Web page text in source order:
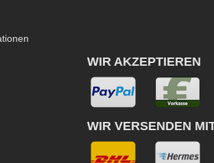
WIR AKZEPTIEREN
WIR VERSENDEN